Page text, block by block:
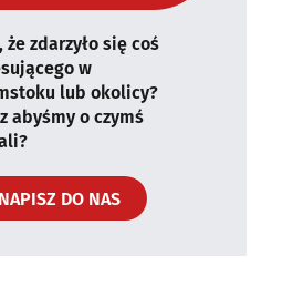
że zdarzyło się coś
w
lub okolicy?
abyśmy o czymś
NAPISZ DO NAS